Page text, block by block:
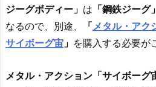
ジーグボディー」 は 「鋼鉄ジー
なるので、別途、
「メタル・アク
サイボーグ宙 」 を購入する必要が
メタル・アクション「サイボーグ